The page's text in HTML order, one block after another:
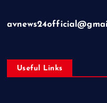
Useful Links